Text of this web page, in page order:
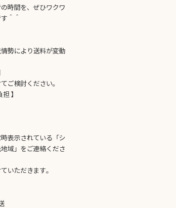
時間を、ぜひワクワ
＾＾
勢により送料が変動
ご検討ください。
】
表示されている「シ
域」をご連絡くださ
いただきます。